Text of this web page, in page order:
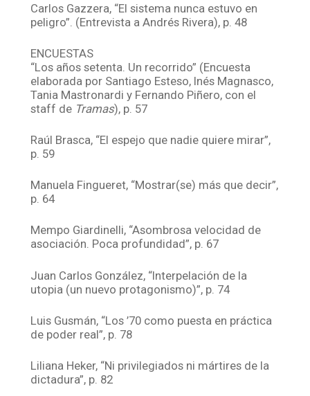
Carlos Gazzera, “El sistema nunca estuvo en
peligro”. (Entrevista a Andrés Rivera), p. 48
ENCUESTAS
“Los años setenta. Un recorrido” (Encuesta
elaborada por Santiago Esteso, Inés Magnasco,
Tania Mastronardi y Fernando Piñero, con el
staff de Tramas), p. 57
Raúl Brasca, “El espejo que nadie quiere mirar”,
p. 59
Manuela Fingueret, “Mostrar(se) más que decir”,
p. 64
Mempo Giardinelli, “Asombrosa velocidad de
asociación. Poca profundidad”, p. 67
Juan Carlos González, “Interpelación de la
utopia (un nuevo protagonismo)”, p. 74
Luis Gusmán, “Los ’70 como puesta en práctica
de poder real”, p. 78
Liliana Heker, “Ni privilegiados ni mártires de la
dictadura”, p. 82